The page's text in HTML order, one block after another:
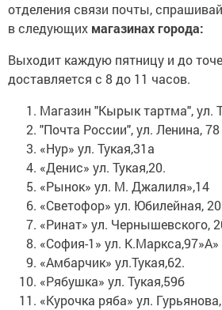
отделения связи почты,
в следующих магазинах города:
Выходит каждую пятницу и до
доставляется с 8 до 11 часов.
Магазин "Кырык тартма", ул.
"Почта России", ул. Ленина, 78
«Нур» ул. Тукая,31а
«Денис» ул. Тукая,20.
«Рынок» ул. М. Джалиля»,14
«Светофор» ул. Юбилейная,
«Ринат» ул. Чернышевского,
«София-1» ул. К.Маркса,97»А»
«Амбарчик» ул.Тукая,62.
«Рябушка» ул. Тукая,59б
«Курочка ряба» ул.